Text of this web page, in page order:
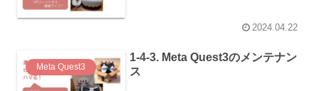
2024.04.22
Meta Quest3
1-4-3. Meta Quest3のメンテナン
ス